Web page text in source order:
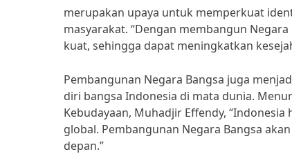
merupakan upaya untuk memperkuat
masyarakat. “Dengan membangun
kuat, sehingga dapat meningkatkan
Pembangunan Negara Bangsa juga
diri bangsa Indonesia di mata dunia.
Kebudayaan, Muhadjir Effendy,
global. Pembangunan Negara Bangsa
depan.”